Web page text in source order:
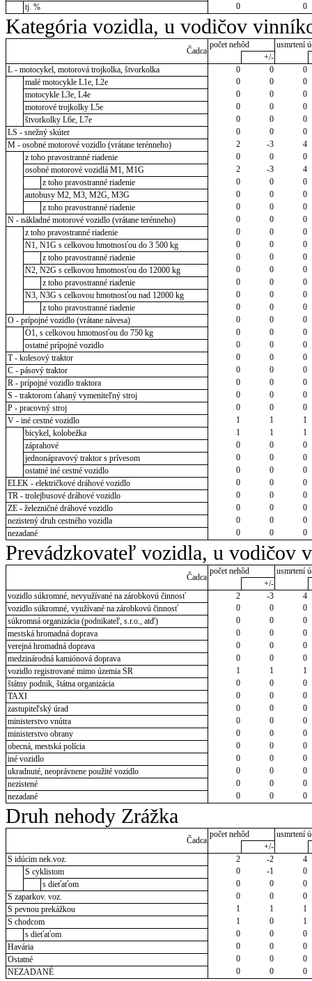
tj. %
0 0
Kategória vozidla, u vodičov
Čadca
počet nehôd
usmrtení
+/-
L - motocykel, motorová trojkolka, štvorkolka
0 0
0
malé motocykle L1e, L2e
0 0
0
motocykle L3e, L4e
0 0
0
motorové trojkolky L5e
0 0
0
štvorkolky L6e, L7e
0 0
0
LS - snežný skúter
0 0
0
M - osobné motorové vozidlo (vrátane terénneho)
2 -3
4
z toho pravostranné riadenie
0 0
0
osobné motorové vozidlá M1, M1G
2 -3
4
z toho pravostranné riadenie
0 0
0
autobusy M2, M3, M2G, M3G
0 0
0
z toho pravostranné riadenie
0 0
0
N - nákladné motorové vozidlo (vrátane terénneho)
0 0
0
z toho pravostranné riadenie
0 0
0
N1, N1G s celkovou hmotnosťou do 3 500 kg
0 0
0
z toho pravostranné riadenie
0 0
0
N2, N2G s celkovou hmotnosťou do 12000 kg
0 0
0
z toho pravostranné riadenie
0 0
0
N3, N3G s celkovou hmotnosťou nad 12000 kg
0 0
0
z toho pravostranné riadenie
0 0
0
O - prípojné vozidlo (vrátane návesa)
0 0
0
O1, s celkovou hmotnosťou do 750 kg
0 0
0
ostatné prípojné vozidlo
0 0
0
T - kolesový traktor
0 0
0
C - pásový traktor
0 0
0
R - prípojné vozidlo traktora
0 0
0
S - traktorom ťahaný vymeniteľný stroj
0 0
0
P - pracovný stroj
0 0
0
V - iné cestné vozidlo
1 1
1
bicykel, kolobežka
1 1
1
záprahové
0 0
0
jednonápravový traktor s prívesom
0 0
0
ostatné iné cestné vozidlo
0 0
0
ELEK - električkové dráhové vozidlo
0 0
0
TR - trolejbusové dráhové vozidlo
0 0
0
ZE - železničné dráhové vozidlo
0 0
0
nezistený druh cestného vozidla
0 0
0
nezadané
0 0 0
Prevádzkovateľ vozidla, u vodičov
Čadca
počet nehôd
usmrtení
+/-
vozidlo súkromné, nevyužívané na zárobkovú činnosť
2 -3
4
vozidlo súkromné, využívané na zárobkovú činnosť
0 0
0
súkromná organizácia (podnikateľ, s.r.o., atď)
0 0
0
mestská hromadná doprava
0 0
0
verejná hromadná doprava
0 0
0
medzinárodná kamiónová doprava
0 0
0
vozidlo registrované mimo územia SR
1 1
1
štátny podnik, štátna organizácia
0 0
0
TAXI
0 0
0
zastupiteľský úrad
0 0
0
ministerstvo vnútra
0 0
0
ministerstvo obrany
0 0
0
obecná, mestská polícia
0 0
0
iné vozidlo
0 0
0
ukradnuté, neoprávnene použité vozidlo
0 0
0
nezistené
0 0
0
nezadané
0 0 0
Druh nehody Zrážka
Čadca
počet nehôd
usmrtení
+/-
S idúcim nek.voz.
2 -2
4
S cyklistom
0 -1
0
s dieťaťom
0 0
0
S zaparkov. voz.
0 0
0
S pevnou prekážkou
1 1
1
S chodcom
1 0
1
s dieťaťom
0 0
0
Havária
0 0
0
Ostatné
0 0
0
NEZADANÉ
0 0 0